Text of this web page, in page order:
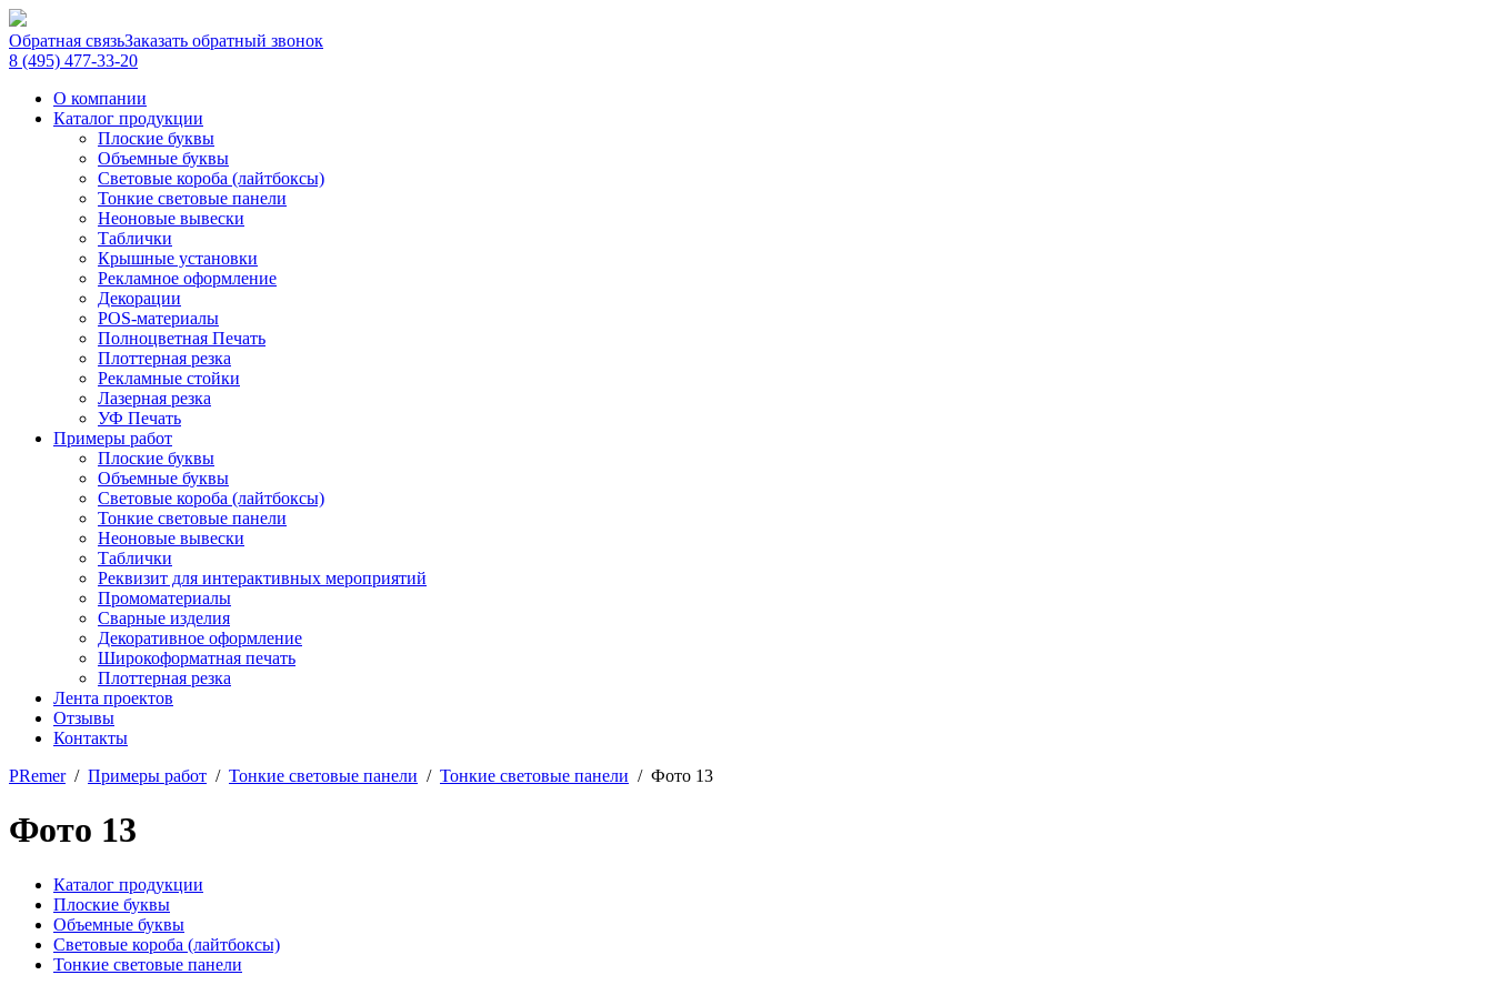
Обратная связьЗаказать обратный звонок
8 (495) 477-33-20
О компании
Каталог продукции
Плоские буквы
Объемные буквы
Световые короба (лайтбоксы)
Тонкие световые панели
Неоновые вывески
Таблички
Крышные установки
Рекламное оформление
Декорации
POS-материалы
Полноцветная Печать
Плоттерная резка
Рекламные стойки
Лазерная резка
УФ Печать
Примеры работ
Плоские буквы
Объемные буквы
Световые короба (лайтбоксы)
Тонкие световые панели
Неоновые вывески
Таблички
Реквизит для интерактивных мероприятий
Промоматериалы
Сварные изделия
Декоративное оформление
Широкоформатная печать
Плоттерная резка
Лента проектов
Отзывы
Контакты
PRemer/ Примеры работ / Тонкие световые панели / Тонкие световые панели / Фото 13
Фото 13
Каталог продукции
Плоские буквы
Объемные буквы
Световые короба (лайтбоксы)
Тонкие световые панели